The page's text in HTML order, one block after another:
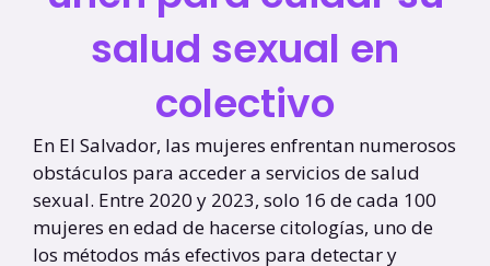
salud sexual en
colectivo
En El Salvador, las mujeres enfrentan numerosos
obstáculos para acceder a servicios de salud
sexual. Entre 2020 y 2023, solo 16 de cada 100
mujeres en edad de hacerse citologías, uno de
los métodos más efectivos para detectar y